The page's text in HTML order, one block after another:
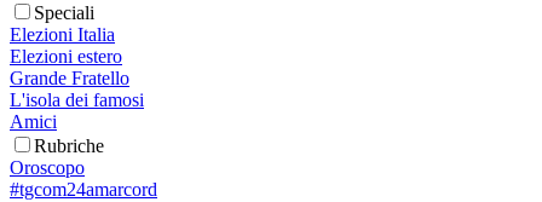
Speciali
Elezioni Italia
Elezioni estero
Grande Fratello
L'isola dei famosi
Amici
Rubriche
Oroscopo
#tgcom24amarcord